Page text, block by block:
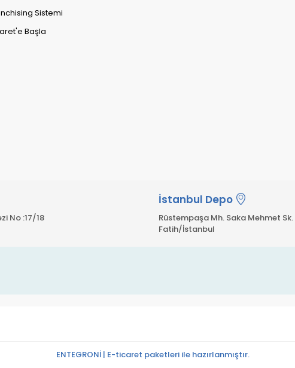
Sistemi
Başla
No :17/18
İstanbul Depo
Rüstempaşa Mh. Saka Mehmet
Fatih/İstanbul
ENTEGRONİ | E-ticaret paketleri ile hazırlanmıştır.